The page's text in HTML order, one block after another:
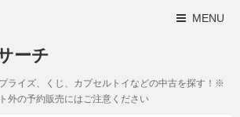
MENU
ーチ
ライズ、くじ、カプセルトイなどの中古を探す！※
外の予約販売にはご注意ください